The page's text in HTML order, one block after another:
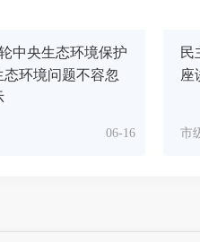
中央生态环境保护
环境问题不容忽
06-16
民
座
市